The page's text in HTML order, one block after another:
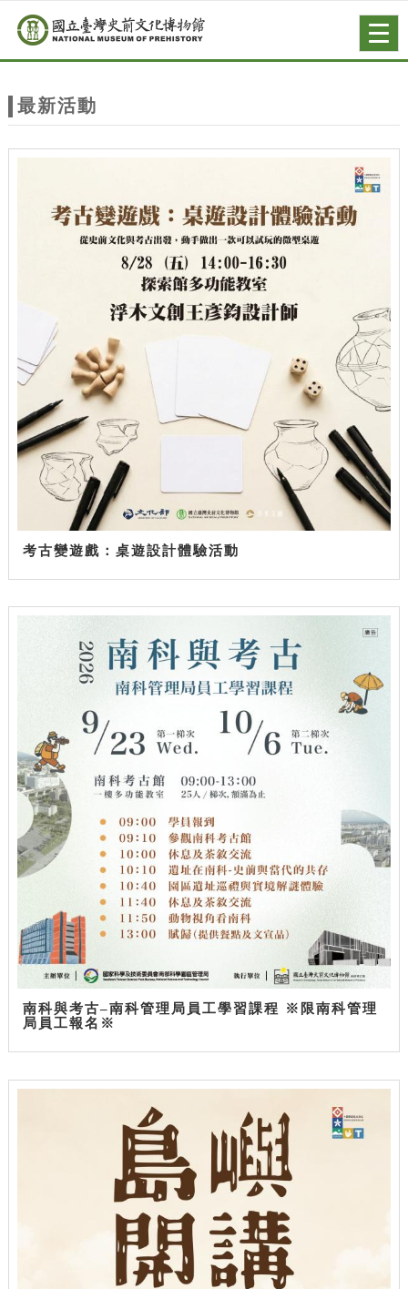
站
主
跳到主要內容
網站導覽
最新活動
考古變遊戲：桌遊設計體驗活動
南科與考古–南科管理局員工學習課程 ※限南科管理
局員工報名※